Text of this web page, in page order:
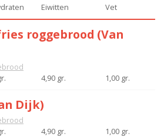
Eiwitten Vet
roggebrood (Van
4,90 gr. 1,00 gr.
Dijk)
4,90 gr. 1,00 gr.